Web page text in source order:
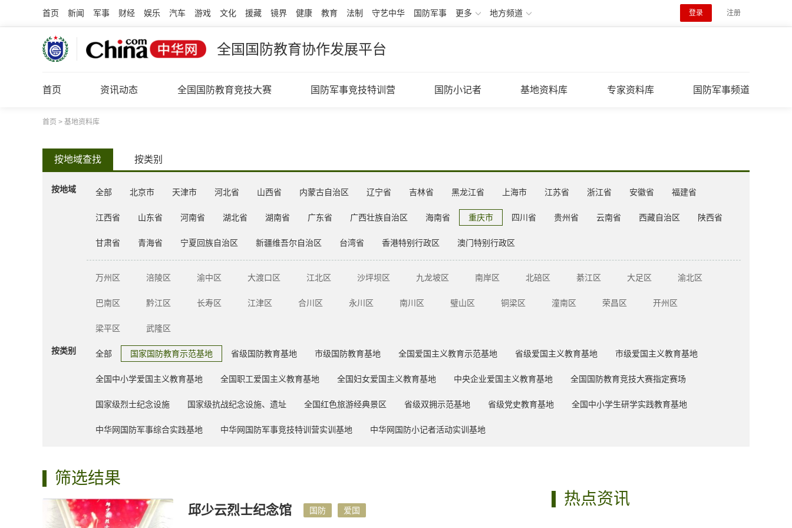
首页 新闻 军事 财经 娱乐 汽车 游戏 文化 援藏 镜界 健康 教育 法制 守艺中华 国防军事 更多 地方频道 登录 注册
全国国防教育协作发展平台
首页 资讯动态 全国国防教育竞技大赛 国防军事竞技特训营 国防小记者 基地资料库 专家资料库 国防军事频道
首页 > 基地资料库
按地域查找 按类别
按地域 全部 北京市 天津市 河北省 山西省 内蒙古自治区 辽宁省 吉林省 黑龙江省 上海市 江苏省 浙江省 安徽省 福建省
江西省 山东省 河南省 湖北省 湖南省 广东省 广西壮族自治区 海南省 重庆市 四川省 贵州省 云南省 西藏自治区 陕西省
甘肃省 青海省 宁夏回族自治区 新疆维吾尔自治区 台湾省 香港特别行政区 澳门特别行政区
万州区 涪陵区 渝中区 大渡口区 江北区 沙坪坝区 九龙坡区 南岸区 北碚区 綦江区 大足区 渝北区
巴南区 黔江区 长寿区 江津区 合川区 永川区 南川区 璧山区 铜梁区 潼南区 荣昌区 开州区
梁平区 武隆区
按类别 全部 国家国防教育示范基地 省级国防教育基地 市级国防教育基地 全国爱国主义教育示范基地 省级爱国主义教育基地 市级爱国主义教育基地
全国中小学爱国主义教育基地 全国职工爱国主义教育基地 全国妇女爱国主义教育基地 中央企业爱国主义教育基地 全国国防教育竞技大赛指定赛场
国家级烈士纪念设施 国家级抗战纪念设施、遗址 全国红色旅游经典景区 省级双拥示范基地 省级党史教育基地 全国中小学生研学实践教育基地
中华网国防军事综合实践基地 中华网国防军事竞技特训营实训基地 中华网国防小记者活动实训基地
筛选结果
邱少云烈士纪念馆 国防 爱国
热点资讯